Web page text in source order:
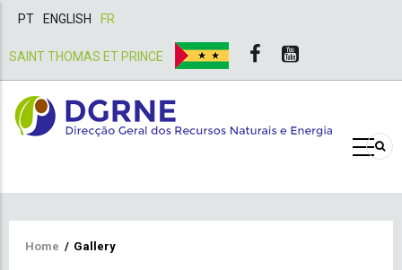
PT ENGLISH FR
SAINT THOMAS ET PRINCE
Breadcrumb
Home / Gallery